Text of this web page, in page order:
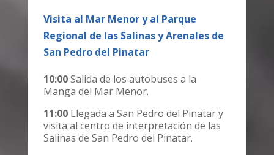
Visita al Mar Menor y al Parque
Regional de las Salinas y Arenales de
San Pedro del Pinatar
10:00Salida de los autobuses a la
Manga del Mar Menor.
11:00Llegada a San Pedro del Pinatar y
visita al centro de interpretación de las
Salinas de San Pedro del Pinatar.